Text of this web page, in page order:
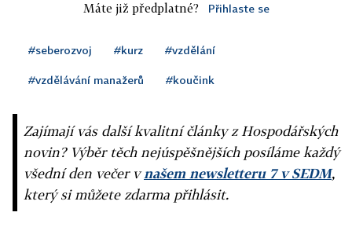
Máte již předplatné? Přihlaste se
#seberozvoj #kurz #vzdělání
#vzdělávání manažerů #koučink
Zajímají vás další kvalitní články z Hospodářských
novin? Výběr těch nejúspěšnějších posíláme každý
všední den večer vnašem newsletteru 7 v SEDM,
který si můžete zdarma přihlásit.